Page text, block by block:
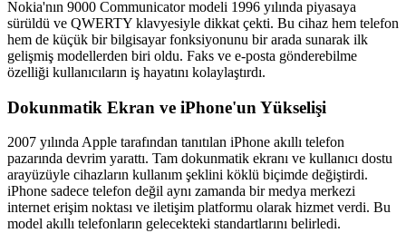
Nokia'nın 9000 Communicator modeli 1996 yılında piyasaya
sürüldü ve QWERTY klavyesiyle dikkat çekti. Bu cihaz hem telefon
hem de küçük bir bilgisayar fonksiyonunu bir arada sunarak ilk
gelişmiş modellerden biri oldu. Faks ve e-posta gönderebilme
özelliği kullanıcıların iş hayatını kolaylaştırdı.
Dokunmatik Ekran ve iPhone'un Yükselişi
2007 yılında Apple tarafından tanıtılan iPhone akıllı telefon
pazarında devrim yarattı. Tam dokunmatik ekranı ve kullanıcı dostu
arayüzüyle cihazların kullanım şeklini köklü biçimde değiştirdi.
iPhone sadece telefon değil aynı zamanda bir medya merkezi
internet erişim noktası ve iletişim platformu olarak hizmet verdi. Bu
model akıllı telefonların gelecekteki standartlarını belirledi.